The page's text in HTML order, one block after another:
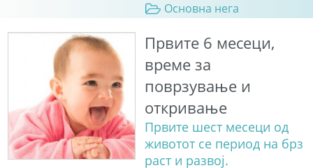
Основна нега
Првите 6 месеци,
време за
поврзување и
откривање
Првите шест месеци од
животот се период на брз
раст и развој.